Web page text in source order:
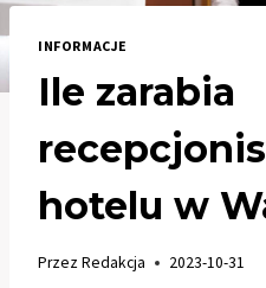
INFORMACJE
Ile zarabia
hotelu w
PrzezRedakcja 2023-10-31